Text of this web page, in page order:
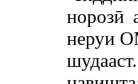
норозӣ
неруи